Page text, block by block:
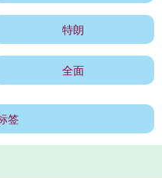
特朗
全面
签